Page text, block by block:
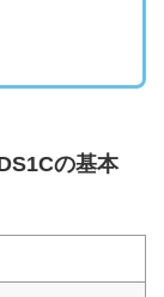
の基本